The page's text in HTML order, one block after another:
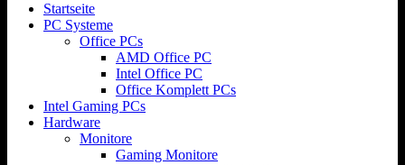
Startseite
PC Systeme
Office PCs
AMD Office PC
Intel Office PC
Office Komplett PCs
Intel Gaming PCs
Hardware
Monitore
Gaming Monitore